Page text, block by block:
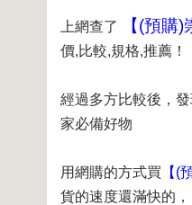
上網查了 【(預購
價,比較,規格,推薦！
經過多方比較後，發
家必備好物
用網購的方式買 【(
貨的速度還滿快的，